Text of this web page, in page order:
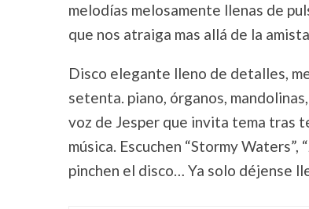
melodías melosamente llenas de
que nos atraiga mas allá de la
Disco elegante lleno de detalles,
setenta. piano, órganos,
voz de Jesper que invita tema tras
música. Escuchen “Stormy
pinchen el disco… Ya solo déjense